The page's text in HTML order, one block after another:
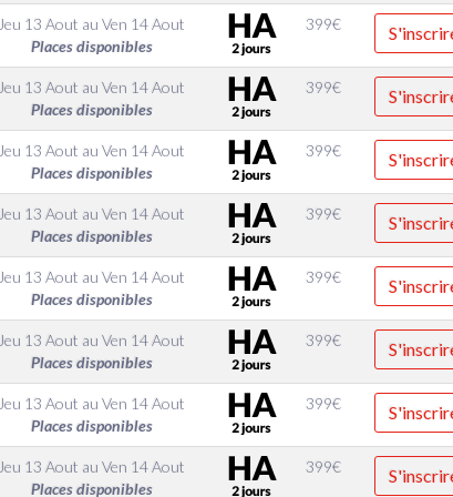
Jeu 13 Aout auVen 14 Aout
Places disponibles
399€
Jeu 13 Aout auVen 14 Aout
Places disponibles
399€
Jeu 13 Aout auVen 14 Aout
Places disponibles
399€
Jeu 13 Aout auVen 14 Aout
Places disponibles
399€
Jeu 13 Aout auVen 14 Aout
Places disponibles
399€
Jeu 13 Aout auVen 14 Aout
Places disponibles
399€
Jeu 13 Aout auVen 14 Aout
Places disponibles
399€
Jeu 13 Aout auVen 14 Aout
Places disponibles
399€